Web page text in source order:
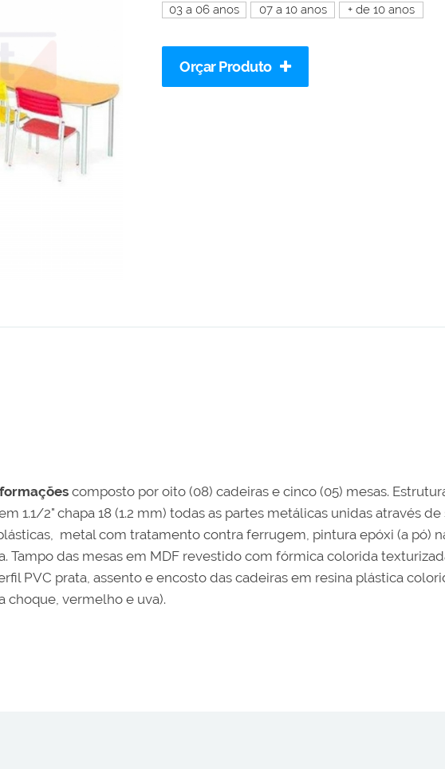
03 a 06 anos 07 a 10 anos + de 10 anos
Orçar Produto
composto por oito (08) cadeiras e cinco (05) mesas.
1.1/2" chapa 18 (1.2 mm) todas as partes metálicas unidas através
metal com tratamento contra ferrugem, pintura epóxi (a pó)
Tampo das mesas em MDF revestido com fórmica colorida
PVC prata, assento e encosto das cadeiras em resina plástica
choque, vermelho e uva).